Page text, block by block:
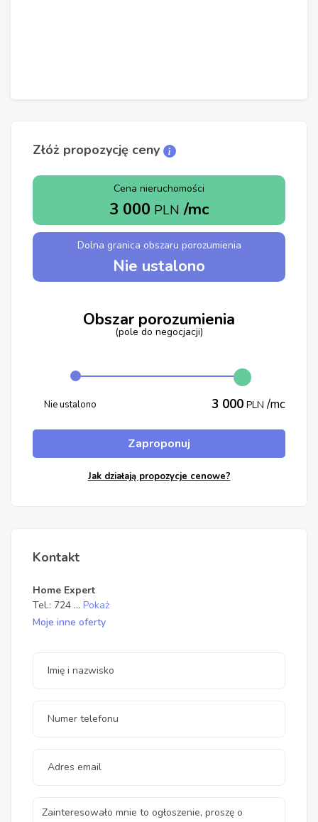
Złóż propozycję ceny
Cena nieruchomości
3 000 PLN /mc
Dolna granica obszaru porozumienia
Nie ustalono
Obszar porozumienia
(pole do negocjacji)
Nie ustalono 3 000 PLN /mc
Zaproponuj
Jak działają propozycje cenowe?
Kontakt
Home Expert
Tel.: 724 ... Pokaż
Moje inne oferty